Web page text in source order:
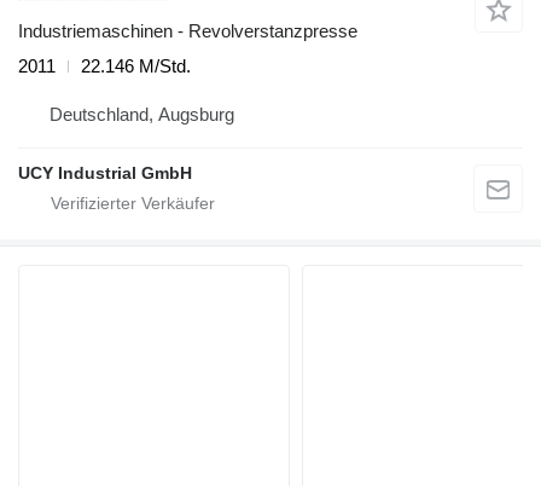
Industriemaschinen - Revolverstanzpresse
2011
22.146 M/Std.
Deutschland, Augsburg
UCY Industrial GmbH